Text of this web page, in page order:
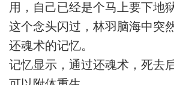
用，自己已经是个马上要下地
这个念头闪过，林羽脑海中突
还魂术的记忆。
记忆显示，通过还魂术，死去